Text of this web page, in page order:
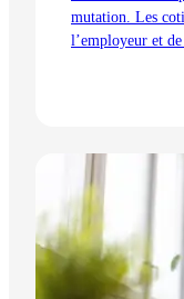
mutation. Les
l’employeur et
Lire l'article